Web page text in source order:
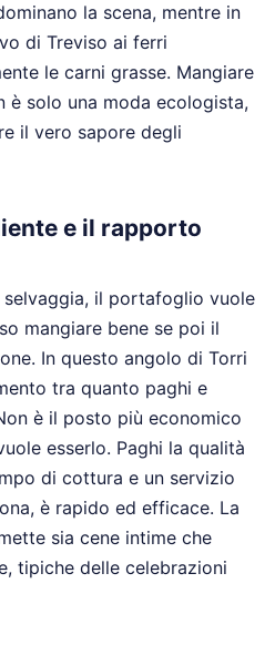
la scena, mentre in
di Treviso ai ferri
le carni grasse. Mangiare
è solo una moda ecologista,
il vero sapore degli
e il rapporto
il portafoglio vuole
mangiare bene se poi il
In questo angolo di Torri
tra quanto paghi e
è il posto più economico
esserlo. Paghi la qualità
di cottura e un servizio
è rapido ed efficace. La
sia cene intime che
tipiche delle celebrazioni